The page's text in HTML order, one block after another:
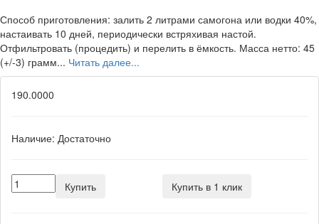
Способ приготовления: залить 2 литрами самогона или водки 40%,
настаивать 10 дней, периодически встряхивая настой.
Отфильтровать (процедить) и перелить в ёмкость. Масса нетто: 45
(+/-3) грамм... Читать далее...
190.0000
Наличие: Достаточно
Купить Купить в 1 клик